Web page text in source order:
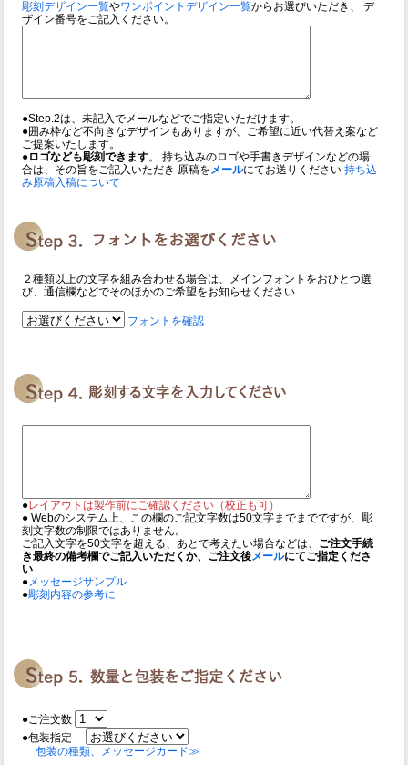
彫刻デザイン一覧やワンポイントデザイン一覧からお選びいただき、 デ
ザイン番号をご記入ください。
●Step.2は、未記入でメールなどでご指定いただけます。
●囲み枠など不向きなデザインもありますが、ご希望に近い代替え案など
ご提案いたします。
●ロゴなども彫刻できます。 持ち込みのロゴや手書きデザインなどの場
合は、その旨をご記入いただき 原稿を メールにてお送りください 持ち込
み原稿入稿について
２種類以上の文字を組み合わせる場合は、メインフォントをおひとつ選
び、通信欄などでそのほかのご希望をお知らせください
フォントを確認
●レイアウトは製作前にご確認ください（校正も可）
● Webのシステム上、この欄のご記文字数は50文字までまでですが、彫
刻文字数の制限ではありません。
ご記入文字を50文字を超える、あとで考えたい場合などは、 ご注文手続
き最終の備考欄でご記入いただくか、ご注文後メールにてご指定くださ
い
●メッセージサンプル
●彫刻内容の参考に
●ご注文数
●包装指定
包装の種類、メッセージカード≫